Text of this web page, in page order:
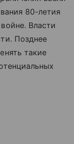
80-летия
Власти
Позднее
такие